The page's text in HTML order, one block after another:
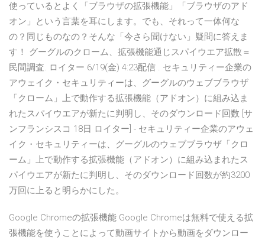
使っているとよく「ブラウザの拡張機能」「ブラウザのアド
オン」という言葉を耳にします。でも、それって一体何な
の？同じものなの？そんな「今さら聞けない」疑問に答えま
す！ グーグルのクローム、拡張機能通じスパイウエア拡散＝
民間調査. ロイター 6/19(金) 4:23配信 . セキュリティー企業の
アウェイク・セキュリティーは、グーグルのウェブブラウザ
「クローム」上で動作する拡張機能（アドオン）に組み込ま
れたスパイウエアが新たに判明し、そのダウンロード回数 [サ
ンフランシスコ 18日 ロイター] - セキュリティー企業のアウェ
イク・セキュリティーは、グーグルのウェブブラウザ「クロ
ーム」上で動作する拡張機能（アドオン）に組み込まれたス
パイウエアが新たに判明し、そのダウンロード回数が約3200
万回に上ると明らかにした。
Google Chromeの拡張機能 Google Chromeは無料で使える拡
張機能を使うことによって動画サイトから動画をダウンロー